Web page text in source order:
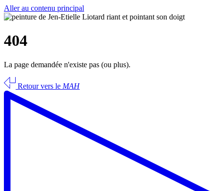
Aller au contenu principal
404
La page demandée n'existe pas (ou plus).
Retour vers le MAH